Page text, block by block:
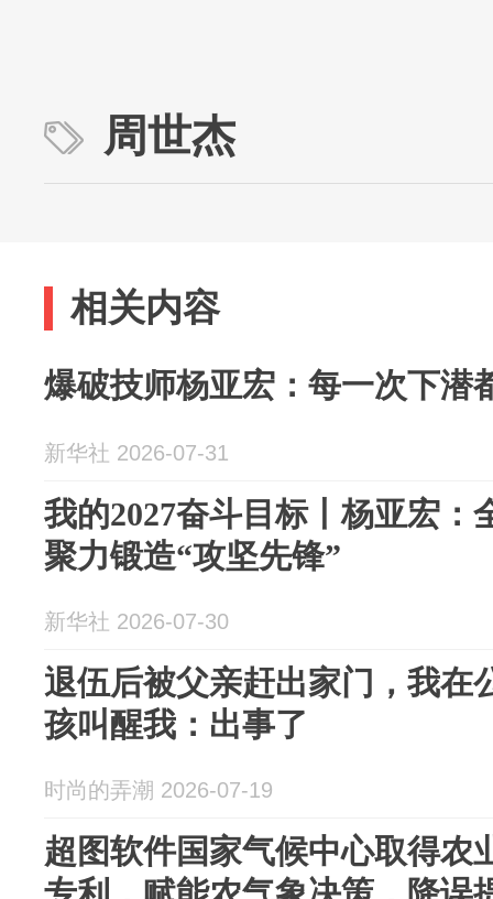
周世杰
相关内容
爆破技师杨亚宏：每一次下潜
新华社 2026-07-31
我的2027奋斗目标丨杨亚宏：
聚力锻造“攻坚先锋”
新华社 2026-07-30
退伍后被父亲赶出家门，我在
孩叫醒我：出事了
时尚的弄潮 2026-07-19
超图软件国家气候中心取得农